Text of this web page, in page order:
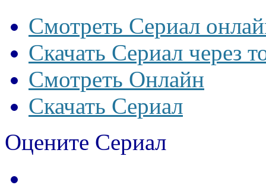
Смотреть Сериал
Скачать Сериал через
Смотреть Онлайн
Скачать Сериал
Оцените Сериал